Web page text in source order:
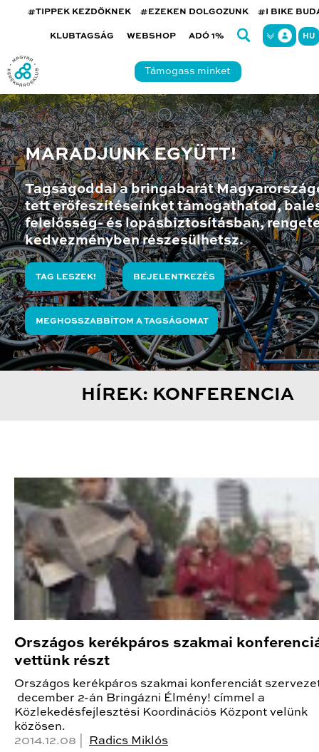
#TIPPEK KEZDŐKNEK #EZEKEN DOLGOZUNK #I BIKE
KLUBTAGSÁG WEBSHOP ADÓ 1% HU
Támogass minket
MARADJUNK EGYÜTT!
Tagságoddal a bringabarát
tett erőfeszítéseinket támogathatod,
felelősség- és lopásbiztosításban,
kedvezményben részesülhetsz.
TAG LESZEK! BEJELENTKEZÉS
MEGHOSSZABBÍTOM A TAGSÁGOMAT
HÍREK: KONFERENCIA
Országos kerékpáros szakmai
vettünk részt
Országos kerékpáros szakmai konferenciát
december 2-án Bringázni Élmény! címmel a
Közlekedésfejlesztési Koordinációs Központ velünk
közösen.
2014.12.08 |
Radics Miklós